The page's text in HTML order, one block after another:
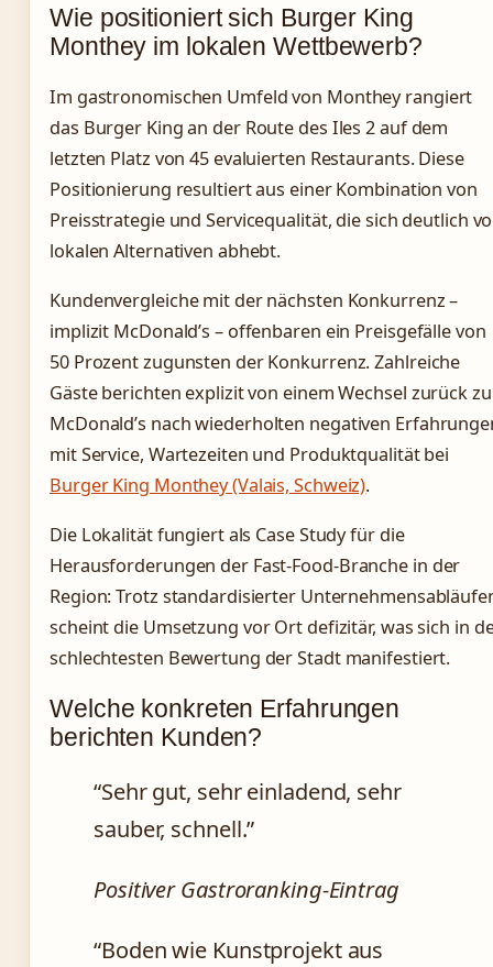
Wie positioniert sich Burger King
Monthey im lokalen Wettbewerb?
Im gastronomischen Umfeld von Monthey rangiert
das Burger King an der Route des Iles 2 auf dem
letzten Platz von 45 evaluierten Restaurants. Diese
Positionierung resultiert aus einer Kombination von
Preisstrategie und Servicequalität, die sich deutlich
lokalen Alternativen abhebt.
Kundenvergleiche mit der nächsten Konkurrenz –
implizit McDonald’s – offenbaren ein Preisgefälle von
50 Prozent zugunsten der Konkurrenz. Zahlreiche
Gäste berichten explizit von einem Wechsel zurück zu
McDonald’s nach wiederholten negativen
mit Service, Wartezeiten und Produktqualität bei
Burger King Monthey (Valais, Schweiz).
Die Lokalität fungiert als Case Study für die
Herausforderungen der Fast-Food-Branche in der
Region: Trotz standardisierter
scheint die Umsetzung vor Ort defizitär, was sich in
schlechtesten Bewertung der Stadt manifestiert.
Welche konkreten Erfahrungen
berichten Kunden?
“Sehr gut, sehr einladend, sehr
sauber, schnell.”
Positiver Gastroranking-Eintrag
“Boden wie Kunstprojekt aus